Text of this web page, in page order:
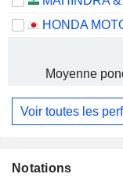
HONDA
Moyenne
Voir toutes les
Notations